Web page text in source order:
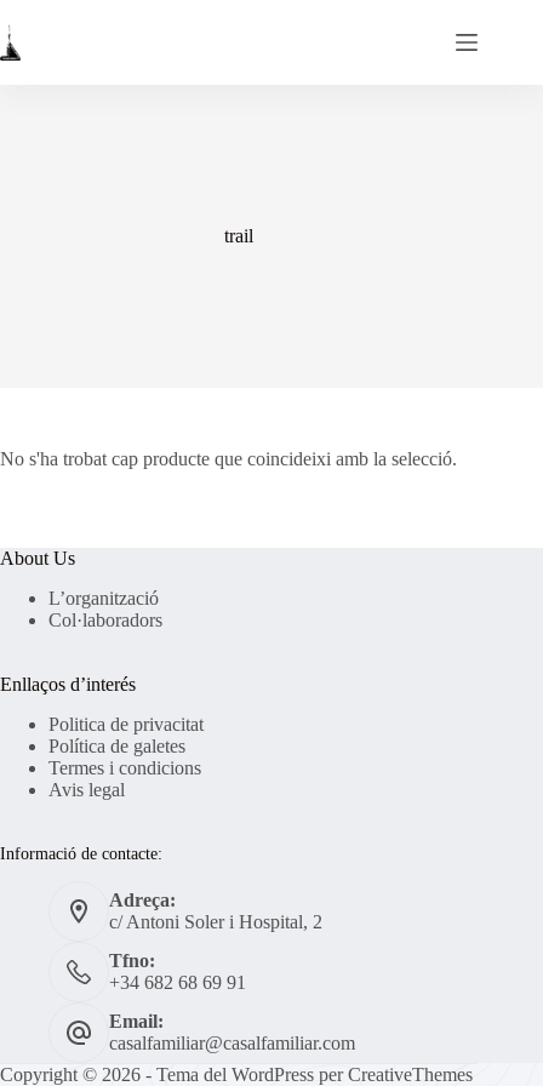
al
contingut
trail
No s'ha trobat cap producte que coincideixi amb la selecció.
About Us
L’organització
Col·laboradors
Enllaços d’interés
Politica de privacitat
Política de galetes
Termes i condicions
Avis legal
Informació de contacte:
Adreça:
c/ Antoni Soler i Hospital, 2
Tfno:
+34 682 68 69 91
Email:
casalfamiliar@casalfamiliar.com
Copyright © 2026 - Tema del WordPress perCreativeThemes